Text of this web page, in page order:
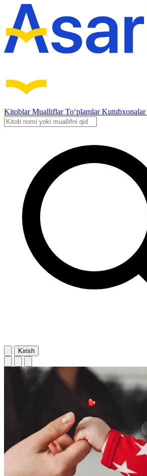
KitoblarMualliflarTo‘plamlarKutubxonalar
Kirish